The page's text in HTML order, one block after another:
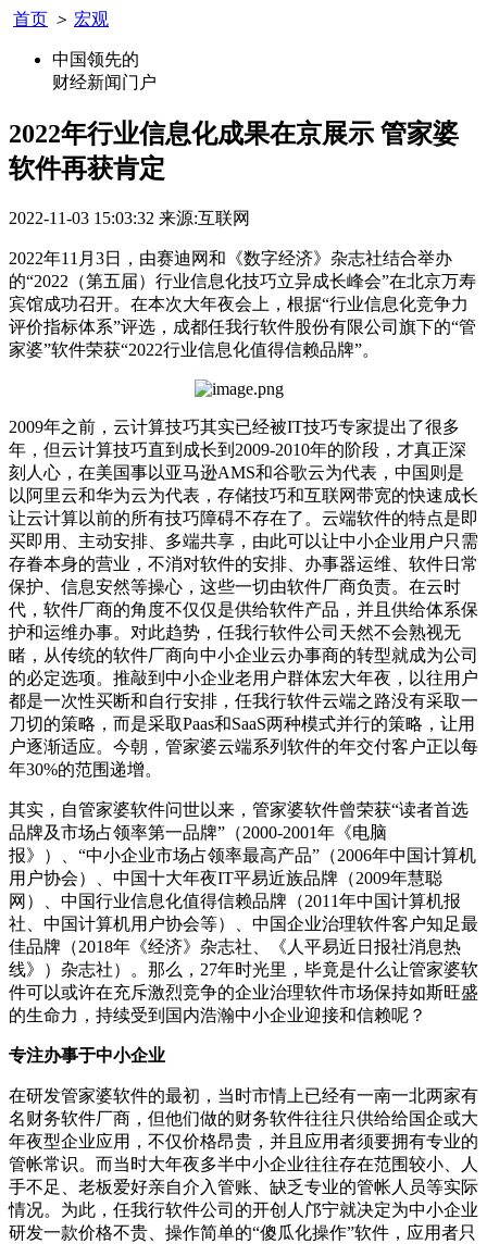
首页 ＞ 宏观
中国领先的
财经新闻门户
2022年行业信息化成果在京展示 管家婆
软件再获肯定
2022-11-03 15:03:32 来源:互联网
2022年11 月 3日，由赛迪网和《数字经济》杂志社结合举办
的“2022 （第五届）行业信息化技巧立异成长峰会”在北京万寿
宾馆成功召开。在本次大年夜会上，根据“行业信息化竞争力
评价指标体系”评选，成都任我行软件股份有限公司旗下的“管
家婆”软件荣获“2022行业信息化值得信赖品牌”。
2009年之前，云计算技巧其实已经被IT技巧专家提出了很多
年，但云计算技巧直到成长到 2009-2010年的阶段，才真正深
刻人心，在美国事以亚马逊AMS和谷歌云为代表，中国则是
以阿里云和华为云为代表，存储技巧和互联网带宽的快速成长
让云计算以前的所有技巧障碍不存在了。云端软件的特点是即
买即用、主动安排、多端共享，由此可以让中小企业用户只需
存眷本身的营业，不消对软件的安排、办事器运维、软件日常
保护、信息安然等操心，这些一切由软件厂商负责。在云时
代，软件厂商的角度不仅仅是供给软件产品，并且供给体系保
护和运维办事。对此趋势，任我行软件公司天然不会熟视无
睹，从传统的软件厂商向中小企业云办事商的转型就成为公司
的必定选项。推敲到中小企业老用户群体宏大年夜，以往用户
都是一次性买断和自行安排，任我行软件云端之路没有采取一
刀切的策略，而是采取Paas和SaaS两种模式并行的策略，让用
户逐渐适应。今朝，管家婆云端系列软件的年交付客户正以每
年30%的范围递增。
其实，自管家婆软件问世以来，管家婆软件曾荣获“读者首选
品牌及市场占领率第一品牌”（2000-2001年《电脑
报》）、“中小企业市场占领率最高产品”（2006年中国计算机
用户协会）、中国十大年夜IT平易近族品牌（2009年慧聪
网）、中国行业信息化值得信赖品牌（2011年中国计算机报
社、中国计算机用户协会等）、中国企业治理软件客户知足最
佳品牌（2018年《经济》杂志社、《人平易近日报社消息热
线》）杂志社）。那么， 27年时光里，毕竟是什么让管家婆软
件可以或许在充斥激烈竞争的企业治理软件市场保持如斯旺盛
的生命力，持续受到国内浩瀚中小企业迎接和信赖呢？
专注办事于中小企业
在研发管家婆软件的最初，当时市情上已经有一南一北两家有
名财务软件厂商，但他们做的财务软件往往只供给给国企或大
年夜型企业应用，不仅价格昂贵，并且应用者须要拥有专业的
管帐常识。而当时大年夜多半中小企业往往存在范围较小、人
手不足、老板爱好亲自介入管账、缺乏专业的管帐人员等实际
情况。为此，任我行软件公司的开创人邝宁就决定为中小企业
研发一款价格不贵、操作简单的“傻瓜化操作”软件，应用者只